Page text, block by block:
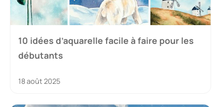
10 idées d’aquarelle facile à faire pour les
débutants
18 août 2025